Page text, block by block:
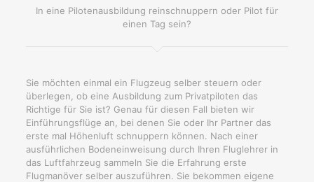
In eine Pilotenausbildung reinschnuppern oder Pilot für
einen Tag sein?
Sie möchten einmal ein Flugzeug selber steuern oder
überlegen, ob eine Ausbildung zum Privatpiloten das
Richtige für Sie ist? Genau für diesen Fall bieten wir
Einführungsflüge an, bei denen Sie oder Ihr Partner das
erste mal Höhenluft schnuppern können. Nach einer
ausführlichen Bodenein­weisung durch Ihren Fluglehrer in
das Luftfahrzeug sammeln Sie die Erfahrung erste
Flugmanöver selber auszuführen. Sie bekommen eigene